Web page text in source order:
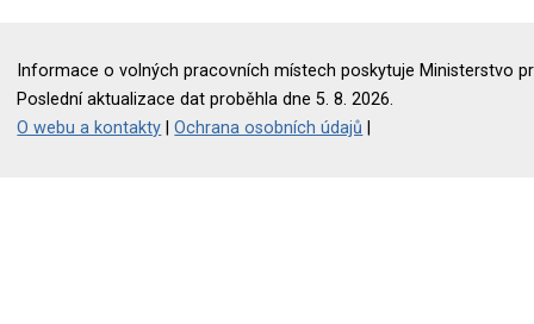
Informace o volných pracovních místech poskytuje Ministerstvo
Poslední aktualizace dat proběhla dne 5. 8. 2026.
O webu a kontakty |Ochrana osobních údajů